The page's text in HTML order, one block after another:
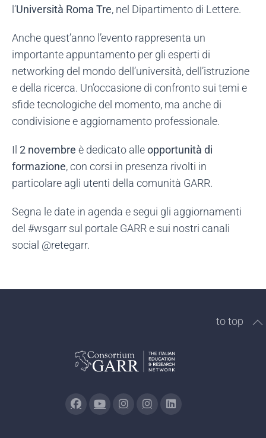
l’Università Roma Tre, nel Dipartimento di Lettere.
Anche quest’anno l’evento rappresenta un
importante appuntamento per gli esperti di
networking del mondo dell’università, dell’istruzione
e della ricerca. Un’occasione di confronto sui temi e
sfide tecnologiche del momento, ma anche di
condivisione e aggiornamento professionale.
Il 2 novembre è dedicato alleopportunità di
formazione, con corsi in presenza rivolti in
particolare agli utenti della comunità GARR.
Segna le date in agenda e segui gli aggiornamenti
del #wsgarr sul portale GARR e sui nostri canali
social @retegarr.
to top